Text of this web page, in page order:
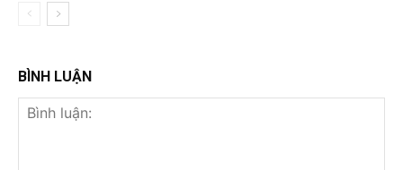
BÌNH LUẬN